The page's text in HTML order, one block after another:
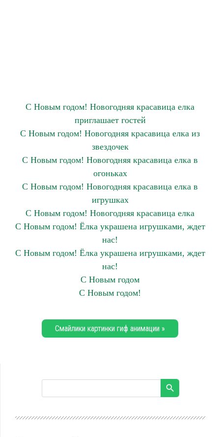
С Новым годом! Новогодняя красавица елка
приглашает гостей
С Новым годом! Новогодняя красавица елка из
звездочек
С Новым годом! Новогодняя красавица елка в
огоньках
С Новым годом! Новогодняя красавица елка в
игрушках
С Новым годом! Новогодняя красавица елка
С Новым годом! Ёлка украшена игрушками, ждет
нас!
С Новым годом! Ёлка украшена игрушками, ждет
нас!
С Новым годом
С Новым годом!
Смайлики картинки гиф анимации »